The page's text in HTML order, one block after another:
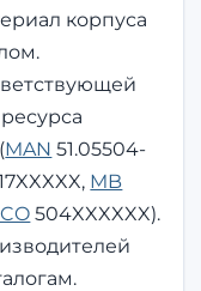
корпуса
MAN 51.05504-
MB
504XXXXXX).